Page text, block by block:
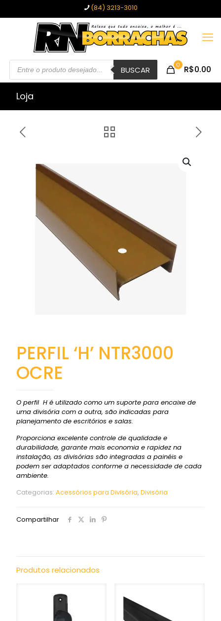
(84) 3213-3010
Pesquisar
produtos BUSCAR 0 R$0.00
Loja
PERFIL ‘H’ NTR3000
OCRE
O perfil H é utilizado como um suporte para encaixe de
uma divisória com a outra, são indicadas para
planejamento de escritórios e salas.
Proporciona excelente controle de qualidade e
durabilidade, garante mais economia e rapidez na
instalação, as divisórias são integradas a painéis e
podem ser adaptados conforme a necessidade de cada
ambiente.
Categorias: Acessórios para Divisória, Divisória
Compartilhar
Produtos relacionados